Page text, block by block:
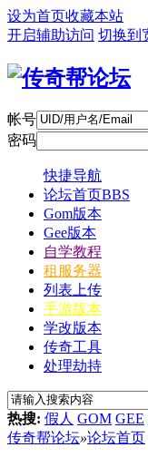
设为首页收藏本站
开启辅助访问 切换到
帐号
密码
快捷导航
论坛首页BBS
Gom版本
Gee版本
自学教程
租服务器
列表上传
手游版本
学改版本
传奇工具
处理劫持
热搜: 假人 GOM GEE
传奇帮论坛»论坛首页